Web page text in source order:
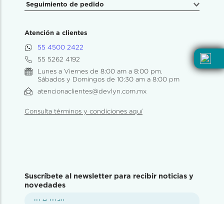
Seguimiento de pedido
Atención a clientes
55 4500 2422
55 5262 4192
Lunes a Viernes de 8:00 am a 8:00 pm.
Sábados y Domingos de 10:30 am a 8:00 pm
atencionaclientes@devlyn.com.mx
Consulta términos y condiciones aquí
Suscríbete al newsletter para recibir noticias y
novedades